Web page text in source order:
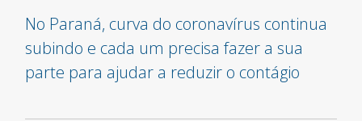
No Paraná, curva do coronavírus continua
subindo e cada um precisa fazer a sua
parte para ajudar a reduzir o contágio